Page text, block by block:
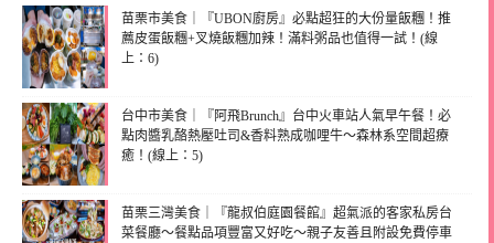
苗栗市美食｜『UBON廚房』必點超狂的大份量飯糰！推
薦皮蛋飯糰+叉燒飯糰加辣！滿料粥品也值得一試！(線
上：6)
台中市美食｜『阿飛Brunch』台中火車站人氣早午餐！必
點肉醬乳酪熱壓吐司&香料熟成咖哩牛～森林系空間超療
癒！(線上：5)
苗栗三灣美食｜『龍叔伯庭園餐館』超氣派的客家私房台
菜餐廳～餐點品項豐富又好吃～親子友善且附設免費停車